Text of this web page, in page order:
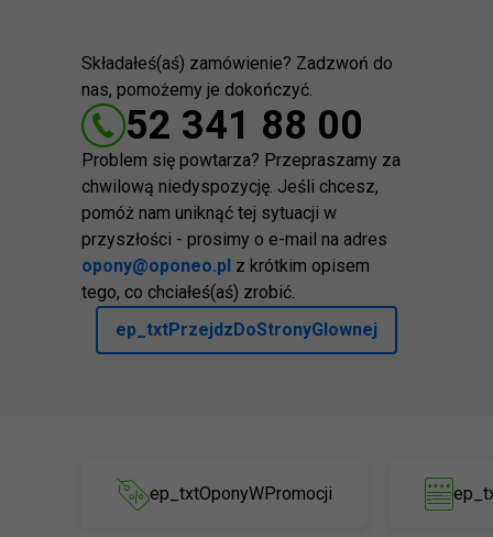
Składałeś(aś) zamówienie? Zadzwoń do
nas, pomożemy je dokończyć.
52 341 88 00
Problem się powtarza? Przepraszamy za
chwilową niedyspozycję. Jeśli chcesz,
pomóż nam uniknąć tej sytuacji w
przyszłości - prosimy o e-mail na adres
opony@oponeo.pl z krótkim opisem
tego, co chciałeś(aś) zrobić.
ep_txtPrzejdzDoStronyGlownej
ep_txtOponyWPromocji